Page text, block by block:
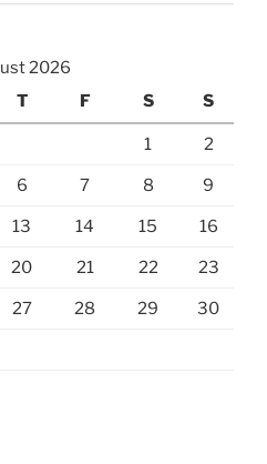
2026
T F S S
1 2
6 7 8 9
13 14 15 16
20 21 22 23
27 28 29 30